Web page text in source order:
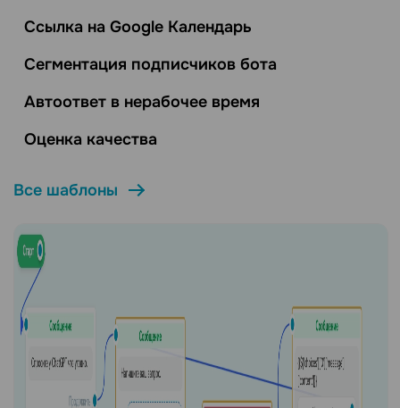
Ссылка на Google Календарь
Сегментация подписчиков бота
Автоответ в нерабочее время
Оценка качества
Все шаблоны